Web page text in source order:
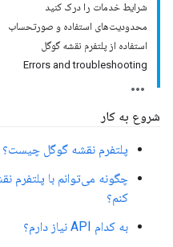
شرایط خدمات را درک کنید
محدودیت‌های استفاده و صورتحساب
استفاده از پلتفرم نقشه گوگل
Errors and troubleshooting
شروع به کار
پلتفرم نقشه گوگل چیست؟
چگونه می‌توانم با پلتفرم
کنم؟
به کدام API نیاز دارم؟